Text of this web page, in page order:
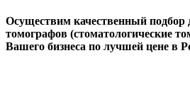
Осуществим качественный подбор
томографов (стоматологические
Вашего бизнеса по лучшей цене в